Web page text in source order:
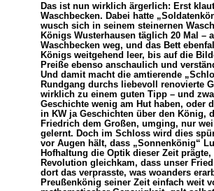
Das ist nun wirklich ärgerlich: Erst
Waschbecken. Dabei hatte
wusch sich in seinem steinernen
Königs Wusterhausen täglich 20 Mal –
Waschbecken weg, und das Bett
Königs weitgehend leer, bis auf die
Preiße ebenso anschaulich und
Und damit macht die amtierende
Rundgang durchs liebevoll renovierte
wirklich zu einem guten Tipp – und
Geschichte wenig am Hut haben, oder
in KW ja Geschichten über den König,
Friedrich dem Großen, umging, nur
gelernt. Doch im Schloss wird dies
vor Augen hält, dass „Sonnenkönig“
Hofhaltung die Optik dieser Zeit
Revolution gleichkam, dass unser
dort das verprasste, was woanders
Preußenkönig seiner Zeit einfach weit